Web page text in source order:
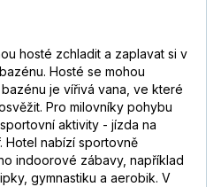
hosté zchladit a zaplavat si v
Hosté se mohou
je vířivá vana, ve které
Pro milovníky pohybu
aktivity - jízda na
Hotel nabízí sportovně
indoorové zábavy, například
gymnastiku a aerobik. V